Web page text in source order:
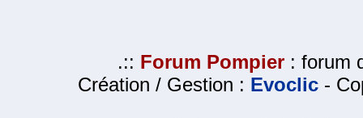
.:: Forum Pompier : forum
Création / Gestion : Evoclic -